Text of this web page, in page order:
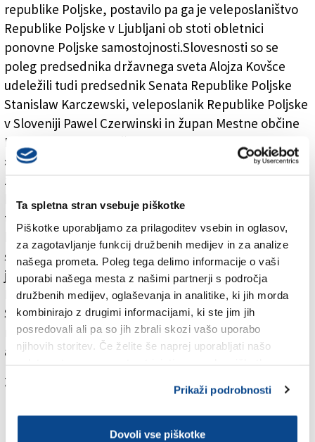
Ta spletna stran vsebuje piškotke
Piškotke uporabljamo za prilagoditev vsebin in oglasov,
za zagotavljanje funkcij družbenih medijev in za analize
našega prometa. Poleg tega delimo informacije o vaši
uporabi našega mesta z našimi partnerji s področja
družbenih medijev, oglaševanja in analitike, ki jih morda
kombinirajo z drugimi informacijami, ki ste jim jih
posredovali ali pa so jih zbrali skozi vašo uporabo
njihovih storitev. Če želite še naprej uporabljati našo
Prikaži podrobnosti
Dovoli vse piškotke
republike Poljske, postavilo pa ga je veleposlaništvo
Republike Poljske v Ljubljani ob stoti obletnici
ponovne Poljske samostojnosti.Slovesnosti so se
poleg predsednika državnega sveta Alojza Kovšce
udeležili tudi predsednik Senata Republike Poljske
Stanislaw Karczewski, veleposlanik Republike Poljske
v Sloveniji Pawel Czerwinski in župan Mestne občine
Nova Gorica Matej Arčon.
»Sto let po dogodkih so sneg, dež in čas izprali kri in
znoj trpečih s kamnitih grobelj. Danes se zavedamo, v
kakšno nesmiselno početje so se zapletle velesile
tistega časa. Breme zmag se ni veliko razlikovalo od
krvavih porazov. Vojaki z vseh strani so častno opravili
svojo nalogo. A te naloge si niso izmislili sami, zadala
jim jo je politika,« je v slavnostnem nagovoru dejal
Kovšca.
Spomenik na Sabotinu je v obliki manjše piramide,
napis na njem pa je v slovenskem, poljskem in
angleškem jeziku.
Za branje in pisanje komentarjevje potrebna prijava